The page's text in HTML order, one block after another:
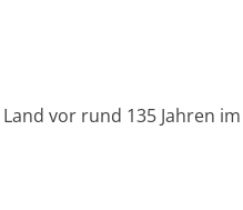
vor rund 135 Jahren im